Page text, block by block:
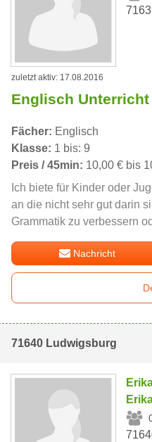
zuletzt aktiv: 17.08.2016
Englisch Unterricht
Fächer: Englisch
Klasse: 1 bis: 9
Preis / 45min: 10,00 € bis
Ich biete für Kinder oder
an die nicht sehr gut darin
Grammatik zu verbessern
Nachricht
71640 Ludwigsburg